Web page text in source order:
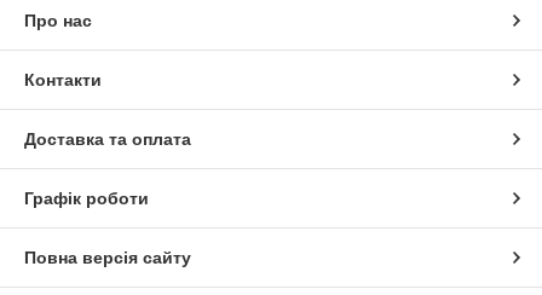
Про нас
Контакти
Доставка та оплата
Графік роботи
Повна версія сайту